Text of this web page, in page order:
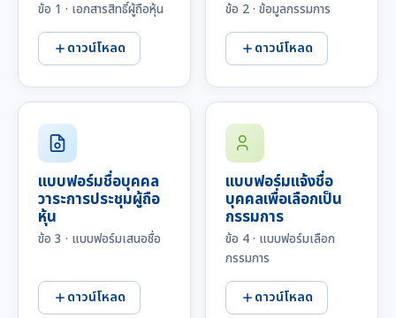
ข้อ 1 · เอกสารสิทธิ์ผู้ถือหุ้น
ดาวน์โหลด
ข้อ 2 · ข้อมูลกรรมการ
ดาวน์โหลด
แบบฟอร์มชื่อบุคคล
วาระการประชุมผู้ถือ
หุ้น
ข้อ 3 · แบบฟอร์มเสนอชื่อ
ดาวน์โหลด
แบบฟอร์มแจ้งชื่อ
บุคคลเพื่อเลือกเป็น
กรรมการ
ข้อ 4 · แบบฟอร์มเลือก
กรรมการ
ดาวน์โหลด